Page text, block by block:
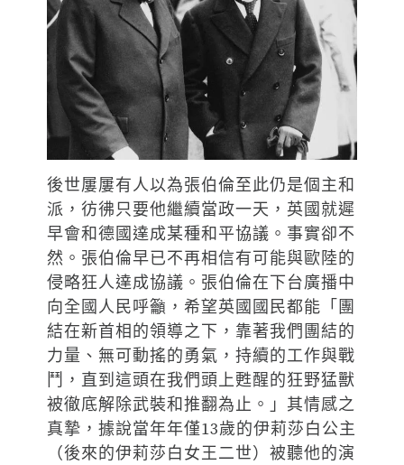
後世屢屢有人以為張伯倫至此仍是個主和
派，彷彿只要他繼續當政一天，英國就遲
早會和德國達成某種和平協議。事實卻不
然。張伯倫早已不再相信有可能與歐陸的
侵略狂人達成協議。張伯倫在下台廣播中
向全國人民呼籲，希望英國國民都能「團
結在新首相的領導之下，靠著我們團結的
力量、無可動搖的勇氣，持續的工作與戰
鬥，直到這頭在我們頭上甦醒的狂野猛獸
被徹底解除武裝和推翻為止。」其情感之
真摯，據說當年年僅13歲的伊莉莎白公主
（後來的伊莉莎白女王二世）被聽他的演